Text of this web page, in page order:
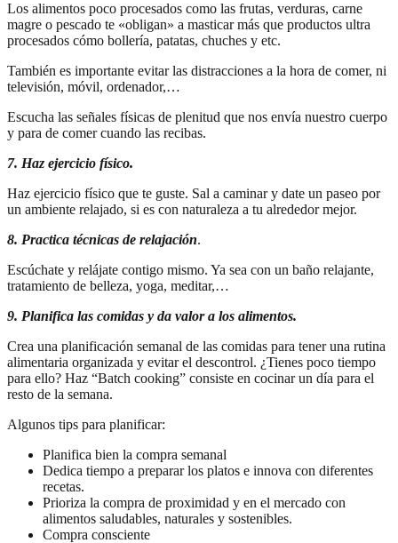
Los alimentos poco procesados como las frutas, verduras, carne
magre o pescado te «obligan» a masticar más que productos ultra
procesados cómo bollería, patatas, chuches y etc.
También es importante evitar las distracciones a la hora de comer, ni
televisión, móvil, ordenador,…
Escucha las señales físicas de plenitud que nos envía nuestro cuerpo
y para de comer cuando las recibas.
7. Haz ejercicio físico.
Haz ejercicio físico que te guste. Sal a caminar y date un paseo por
un ambiente relajado, si es con naturaleza a tu alrededor mejor.
8. Practica técnicas de relajación.
Escúchate y relájate contigo mismo. Ya sea con un baño relajante,
tratamiento de belleza, yoga, meditar,…
9. Planifica las comidas y da valor a los alimentos.
Crea una planificación semanal de las comidas para tener una rutina
alimentaria organizada y evitar el descontrol. ¿Tienes poco tiempo
para ello? Haz “Batch cooking” consiste en cocinar un día para el
resto de la semana.
Algunos tips para planificar:
Planifica bien la compra semanal
Dedica tiempo a preparar los platos e innova con diferentes
recetas.
Prioriza la compra de proximidad y en el mercado con
alimentos saludables, naturales y sostenibles.
Compra consciente